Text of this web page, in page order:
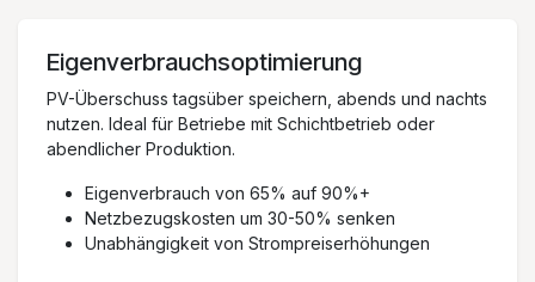
Eigenverbrauchsoptimierung
PV-Überschuss tagsüber speichern, abends und nachts
nutzen. Ideal für Betriebe mit Schichtbetrieb oder
abendlicher Produktion.
Eigenverbrauch von 65% auf 90%+
Netzbezugskosten um 30-50% senken
Unabhängigkeit von Strompreiserhöhungen